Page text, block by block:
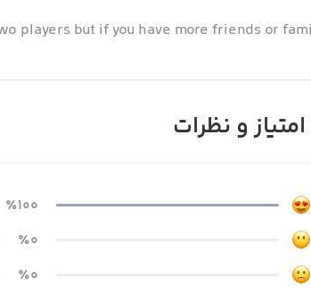
players but if you have more friends or
your snake by eating stars, but be
امتیاز و نظرات
٪100
٪0
٪0